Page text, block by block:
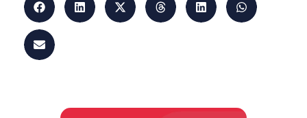
É o que espera.
Pede deferimento.
………….., ….. de …………….. de
……………………..